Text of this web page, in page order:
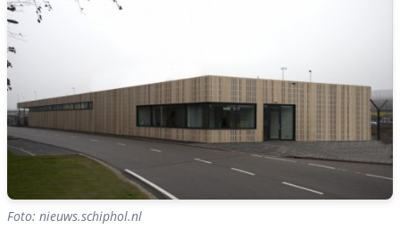
Foto: nieuws.schiphol.nl